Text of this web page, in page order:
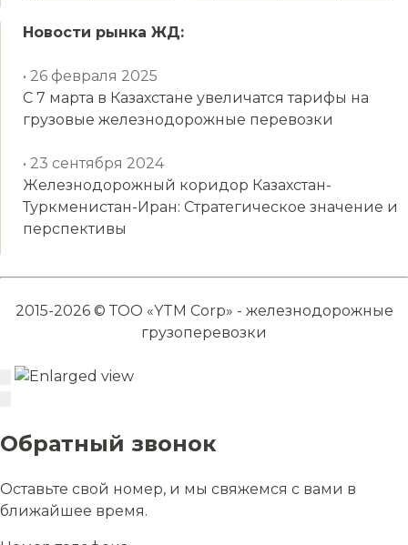
Новости рынка ЖД:
• 26 февраля 2025
С 7 марта в Казахстане увеличатся тарифы на
грузовые железнодорожные перевозки
• 23 сентября 2024
Железнодорожный коридор Казахстан-
Туркменистан-Иран: Стратегическое значение и
перспективы
2015-2026 © ТОО «YTM Corp» - железнодорожные
грузоперевозки
Обратный звонок
Оставьте свой номер, и мы свяжемся с вами в
ближайшее время.